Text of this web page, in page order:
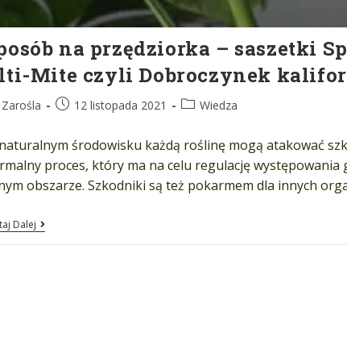
na przędziorka – saszetki
Mite czyli Dobroczynek
Zarośla 12 listopada 2021 Wiedza
środowisku każdą roślinę mogą atakować
proces, który ma na celu regulację występowania
obszarze. Szkodniki są też pokarmem dla innych
Dalej